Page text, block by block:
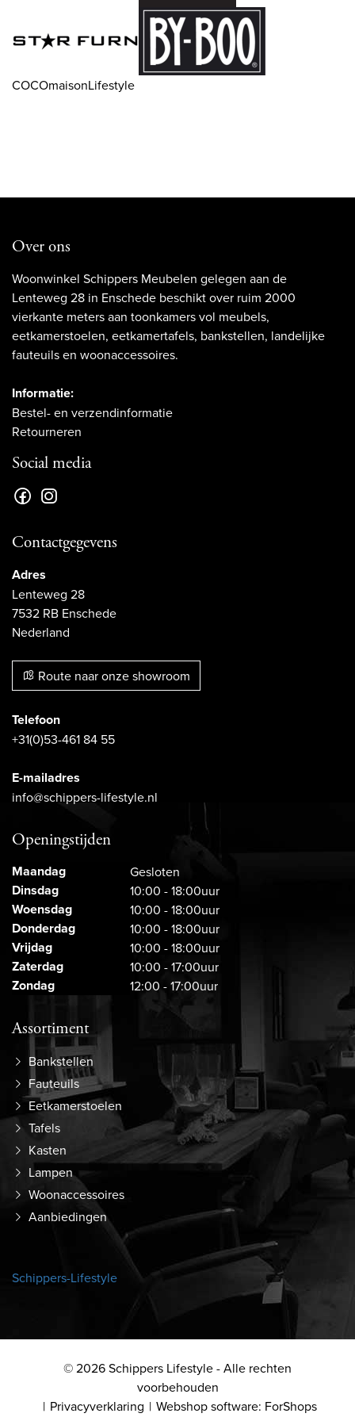
COCOmaisonLifestyle
Over ons
Woonwinkel Schippers Meubelen gelegen aan de
Lenteweg 28 in Enschede beschikt over ruim 2000
vierkante meters aan toonkamers vol meubels,
eetkamerstoelen, eetkamertafels, bankstellen, landelijke
fauteuils en woonaccessoires.
Informatie:
Bestel- en verzendinformatie
Retourneren
Social media
Contactgegevens
Adres
Lenteweg 28
7532 RB Enschede
Nederland
Route naar onze showroom
Telefoon
+31(0)53-461 84 55
E-mailadres
info@schippers-lifestyle.nl
Openingstijden
Maandag Gesloten
Dinsdag 10:00 - 18:00uur
Woensdag 10:00 - 18:00uur
Donderdag 10:00 - 18:00uur
Vrijdag 10:00 - 18:00uur
Zaterdag 10:00 - 17:00uur
Zondag 12:00 - 17:00uur
Assortiment
Bankstellen
Fauteuils
Eetkamerstoelen
Tafels
Kasten
Lampen
Woonaccessoires
Aanbiedingen
Schippers-Lifestyle
© 2026 Schippers Lifestyle - Alle rechten
voorbehouden
Privacyverklaring
Webshop software: ForShops